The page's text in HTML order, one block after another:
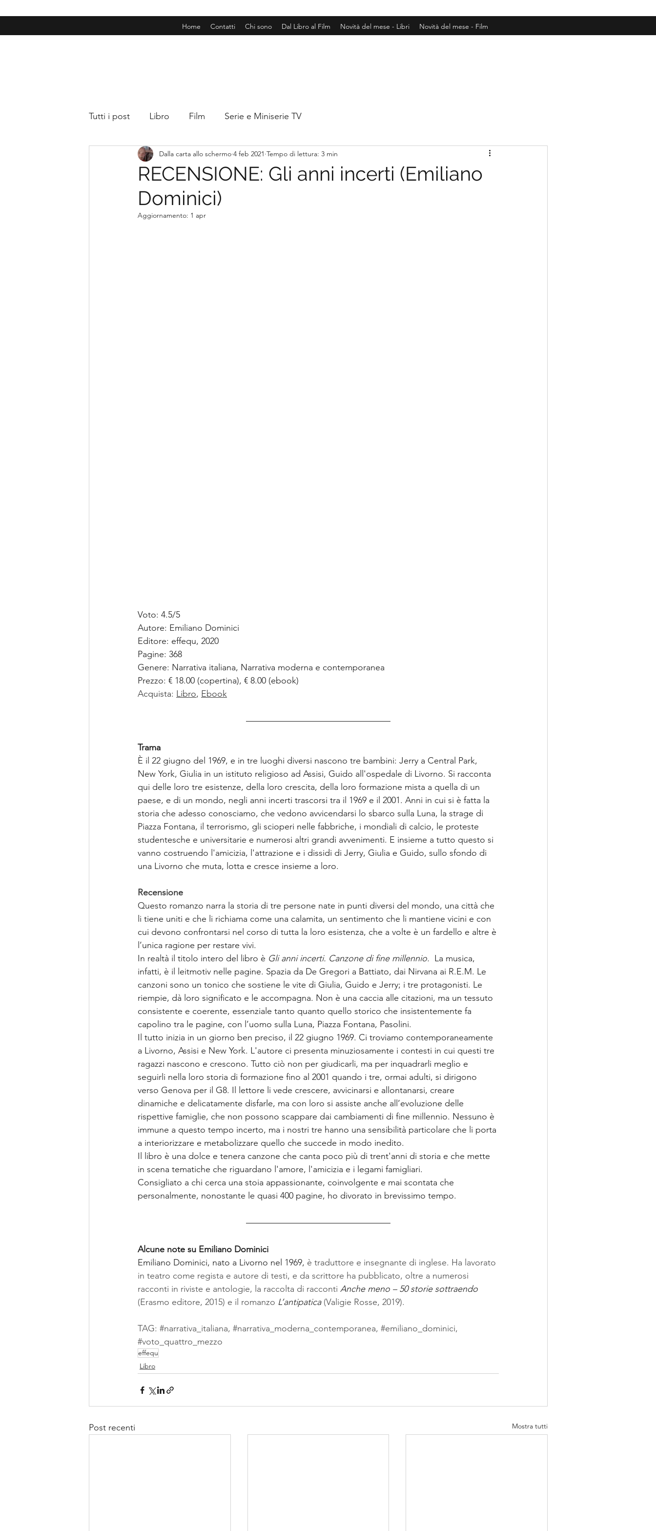
Novità del mese - Film
Novità del mese - Libri
Dal Libro al Film
Chi sono
Contatti
Home
Tutti i post Libro Film Serie e Miniserie TV
RECENSIONE: Gli anni incerti (Emiliano
Dominici)
Dalla carta allo schermo 4 feb 2021 Tempo di lettura: 3 min
Aggiornamento: 1 apr
Voto: 4.5/5
Autore: Emiliano Dominici
Editore: effequ, 2020
Pagine: 368
Genere: Narrativa italiana, Narrativa moderna e contemporanea
Prezzo: € 18.00 (copertina), € 8.00 (ebook)
Acquista: Libro, Ebook
Trama
È il 22 giugno del 1969, e in tre luoghi diversi nascono tre bambini: Jerry a Central Park,
New York, Giulia in un istituto religioso ad Assisi, Guido all'ospedale di Livorno. Si racconta
qui delle loro tre esistenze, della loro crescita, della loro formazione mista a quella di un
paese, e di un mondo, negli anni incerti trascorsi tra il 1969 e il 2001. Anni in cui si è fatta la
storia che adesso conosciamo, che vedono avvicendarsi lo sbarco sulla Luna, la strage di
Piazza Fontana, il terrorismo, gli scioperi nelle fabbriche, i mondiali di calcio, le proteste
studentesche e universitarie e numerosi altri grandi avvenimenti. E insieme a tutto questo si
vanno costruendo l'amicizia, l'attrazione e i dissidi di Jerry, Giulia e Guido, sullo sfondo di
una Livorno che muta, lotta e cresce insieme a loro.
Recensione
Questo romanzo narra la storia di tre persone nate in punti diversi del mondo, una città che
li tiene uniti e che li richiama come una calamita, un sentimento che li mantiene vicini e con
cui devono confrontarsi nel corso di tutta la loro esistenza, che a volte è un fardello e altre è
l’unica ragione per restare vivi.
In realtà il titolo intero del libro è Gli anni incerti. Canzone di fine millennio.
  La musica,
infatti, è il leitmotiv nelle pagine. Spazia da De Gregori a Battiato, dai Nirvana ai R.E.M. Le
canzoni sono un tonico che sostiene le vite di Giulia, Guido e Jerry; i tre protagonisti. Le
riempie, dà loro significato e le accompagna. Non è una caccia alle citazioni, ma un tessuto
consistente e coerente, essenziale tanto quanto quello storico che insistentemente fa
capolino tra le pagine, con l’uomo sulla Luna, Piazza Fontana, Pasolini.
Il tutto inizia in un giorno ben preciso, il 22 giugno 1969. Ci troviamo contemporaneamente
a Livorno, Assisi e New York. L'autore ci presenta minuziosamente i contesti in cui questi tre
ragazzi nascono e crescono. Tutto ciò non per giudicarli, ma per inquadrarli meglio e
seguirli nella loro storia di formazione fino al 2001 quando i tre, ormai adulti, si dirigono
verso Genova per il G8. Il lettore li vede crescere, avvicinarsi e allontanarsi, creare
dinamiche e delicatamente disfarle, ma con loro si assiste anche all’evoluzione delle
rispettive famiglie, che non possono scappare dai cambiamenti di fine millennio. Nessuno è
immune a questo tempo incerto, ma i nostri tre hanno una sensibilità particolare che li porta
a interiorizzare e metabolizzare quello che succede in modo inedito.
Il libro è una dolce e tenera canzone che canta poco più di trent'anni di storia e che mette
in scena tematiche che riguardano l'amore, l'amicizia e i legami famigliari.
Consigliato a chi cerca una stoia appassionante, coinvolgente e mai scontata che
personalmente, nonostante le quasi 400 pagine, ho divorato in brevissimo tempo.
Alcune note su Emiliano Dominici
Emiliano Dominici, nato a Livorno nel 1969, è traduttore e insegnante di inglese. Ha lavorato
in teatro come regista e autore di testi, e da scrittore ha pubblicato, oltre a numerosi
racconti in riviste e antologie, la raccolta di racconti Anche meno – 50 storie sottraendo
(Erasmo editore, 2015) e il romanzo L’antipatica (Valigie Rosse, 2019).
TAG: #narrativa_italiana, #narrativa_moderna_contemporanea, #emiliano_dominici,
#voto_quattro_mezzo
effequ
Libro
Post recenti Mostra tutti